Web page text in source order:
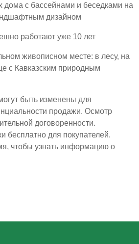
с бассейнами и беседками на
дизайном
работают уже 10 лет
живописном месте: в лесу, на
с Кавказским природным
быть изменены для
продажи. Осмотр
договоренности.
бесплатно для покупателей.
чтобы узнать информацию о